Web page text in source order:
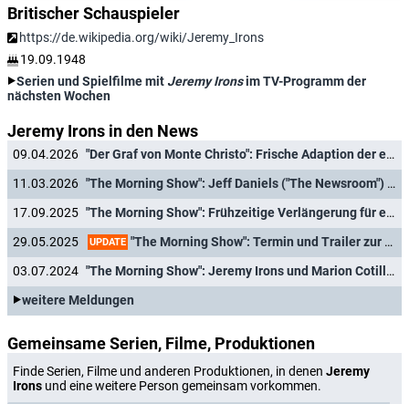
Britischer Schauspieler
https://de.wikipedia.org/wiki/Jeremy_Irons
19.09.1948
Serien und Spielfilme mit Jeremy Ironsim TV-Programm der
nächsten Wochen
Jeremy Irons in den News
09.04.2026
"Der Graf von Monte Christo": Frische Adaption der epischen Rachegeschichte landet schnell im Free-TV
11.03.2026
"The Morning Show": Jeff Daniels ("The Newsroom") steigt in Staffel 5 der preisgekrönten Dramedy ein
17.09.2025
"The Morning Show": Frühzeitige Verlängerung für eine fünfte Staffel bestätigt
29.05.2025
UPDATE "The Morning Show": Termin und Trailer zur vierten Staffel mit Jennifer Aniston und Reese Witherspoon
03.07.2024
"The Morning Show": Jeremy Irons und Marion Cotillard schließen sich vierter Staffel an
weitere Meldungen
Gemeinsame Serien, Filme, Produktionen
Finde Serien, Filme und anderen Produktionen, in denen Jeremy
Irons und eine weitere Person gemeinsam vorkommen.